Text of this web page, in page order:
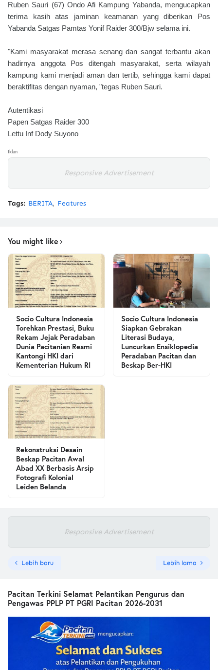
Ruben Sauri (67) Ondo Afi Kampung Yabanda, mengucapkan
terima kasih atas jaminan keamanan yang diberikan Pos
Yabanda Satgas Pamtas Yonif Raider 300/Bjw selama ini.
"Kami masyarakat merasa senang dan sangat terbantu akan
hadirnya anggota Pos ditengah masyarakat, serta wilayah
kampung kami menjadi aman dan tertib, sehingga kami dapat
beraktifitas dengan nyaman, "tegas Ruben Sauri.
Autentikasi
Papen Satgas Raider 300
Lettu Inf Dody Suyono
Iklan
Responsive Advertisement
Tags: BERITA Features
You might like
Socio Cultura Indonesia
Torehkan Prestasi, Buku
Rekam Jejak Peradaban
Dunia Pacitanian Resmi
Kantongi HKI dari
Kementerian Hukum RI
Socio Cultura Indonesia
Siapkan Gebrakan
Literasi Budaya,
Luncurkan Ensiklopedia
Peradaban Pacitan dan
Beskap Ber-HKI
Rekonstruksi Desain
Beskap Pacitan Awal
Abad XX Berbasis Arsip
Fotografi Kolonial
Leiden Belanda
Responsive Advertisement
Lebih baru Lebih lama
Pacitan Terkini Selamat Pelantikan Pengurus dan
Pengawas PPLP PT PGRI Pacitan 2026-2031